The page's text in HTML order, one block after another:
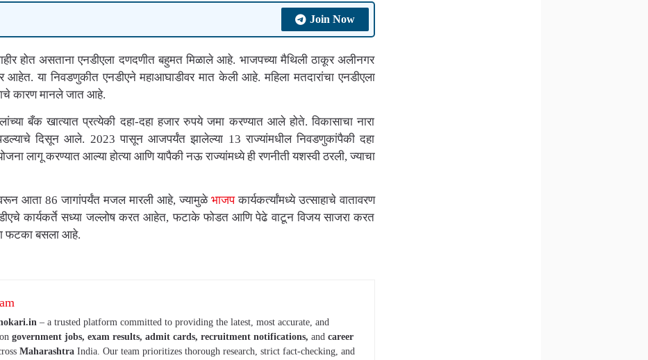
Join Now
होत असताना एनडीएला दणदणीत बहुमत मिळाले आहे. भाजपच्या मैथिली ठाकूर अलीनगर
आहेत. या निवडणुकीत एनडीएने महाआघाडीवर मात केली आहे. महिला मतदारांचा एनडीएला
कारण मानले जात आहे.
बँक खात्यात प्रत्येकी दहा-दहा हजार रुपये जमा करण्यात आले होते. विकासाचा नारा
पडल्याचे दिसून आले. 2023 पासून आजपर्यंत झालेल्या 13 राज्यांमधील निवडणुकांपैकी दहा
लागू करण्यात आल्या होत्या आणि यापैकी नऊ राज्यांमध्ये ही रणनीती यशस्वी ठरली, ज्याचा
आता 86 जागांपर्यंत मजल मारली आहे, ज्यामुळे भाजपकार्यकर्त्यांमध्ये उत्साहाचे वातावरण
कार्यकर्ते सध्या जल्लोष करत आहेत, फटाके फोडत आणि पेढे वाटून विजय साजरा करत
फटका बसला आहे.
– a trusted platform committed to providing the latest, most accurate, and
government jobs, exam results, admit cards, recruitment notifications, and career
MaharashtraIndia. Our team prioritizes thorough research, strict fact-checking, and